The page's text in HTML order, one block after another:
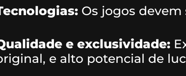
Os jogos
e exclusividade:
e alto potencial de